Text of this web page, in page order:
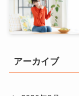
アーカイブ